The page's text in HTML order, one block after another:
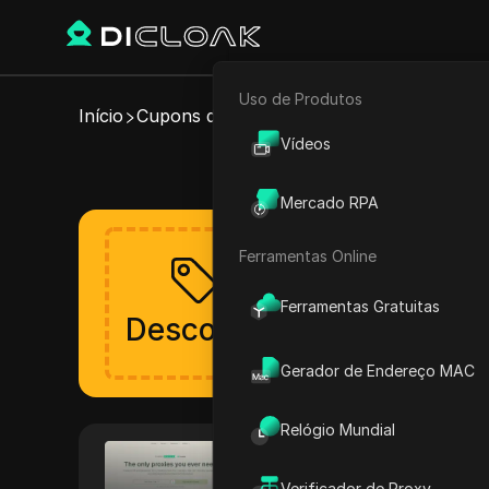
E-commerce
Uso de Produtos
Vídeos
Mercado RPA
Ferramentas Online
Ferramentas Gratuitas
Gerador de Endereço MAC
Relógio Mundial
Início Cupons de Proxy
Desconto
O desconto estará
HypeProxies
A HypeProxies oferece